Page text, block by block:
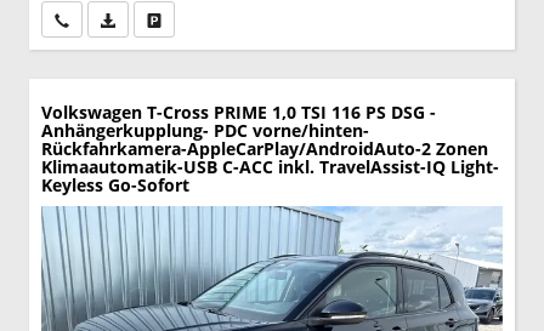
Wir rufen Sie anPDF-Datei, Fahrzeugexposé drucken
Volkswagen T-Cross PRIME 1,0 TSI 116 PS DSG -
Anhängerkupplung- PDC vorne/hinten-
Rückfahrkamera-AppleCarPlay/AndroidAuto-2 Zonen
Klimaautomatik-USB C-ACC inkl. TravelAssist-IQ Light-
Keyless Go-Sofort